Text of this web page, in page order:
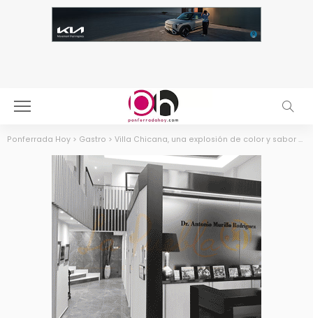
Ponferrada Hoy > Gastro > Villa Chicana, una explosión de color y sabor en Villamartín de Valdeorras y con Solete Repsol